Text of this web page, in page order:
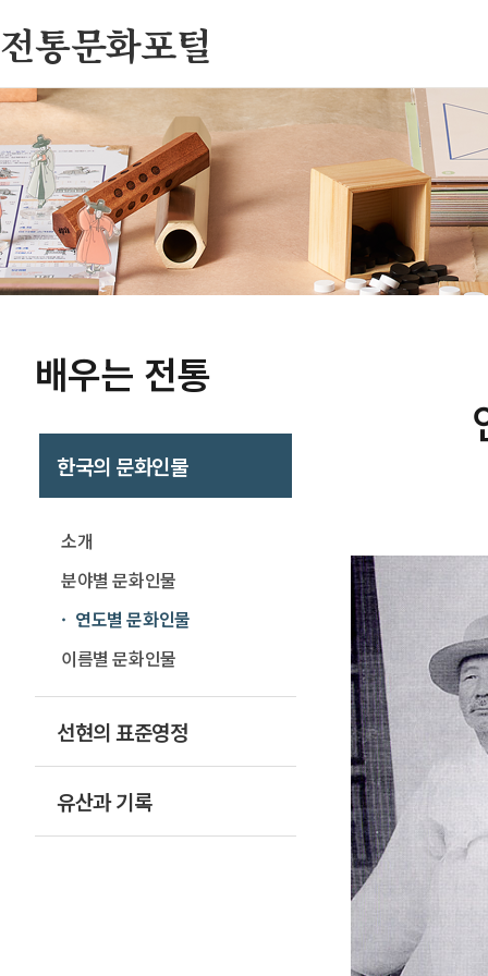
전통문화포털
배우는 전통
한국의 문화인물
소개
분야별 문화인물
연도별 문화인물
이름별 문화인물
선현의 표준영정
유산과 기록